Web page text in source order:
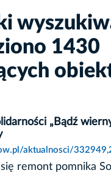
1430
„Bądź
aktualnosci/
się remont pomnika